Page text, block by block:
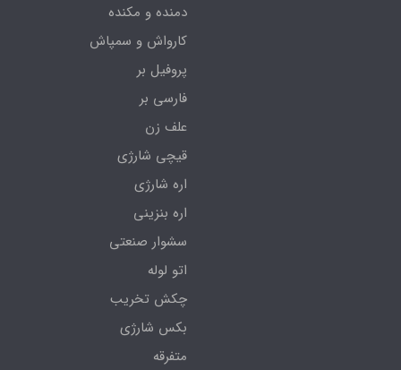
دمنده و مکنده
کارواش و سمپاش
پروفیل بر
فارسی بر
علف زن
قیچی شارژی
اره شارژی
اره بنزینی
سشوار صنعتی
اتو لوله
چکش تخریب
بکس شارژی
متفرقه